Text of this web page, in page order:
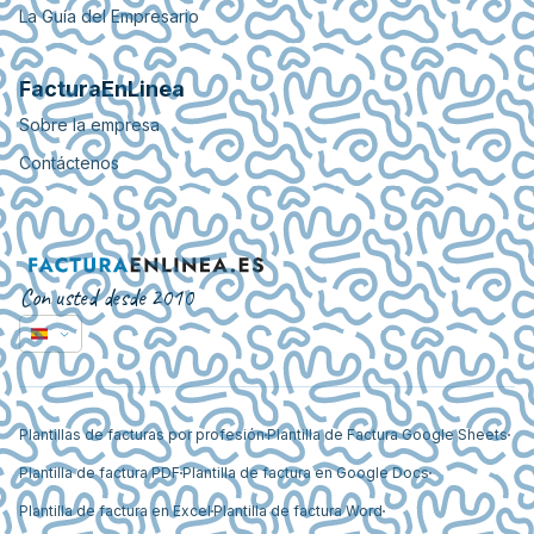
La Guía del Empresario
FacturaEnLinea
Sobre la empresa
Contáctenos
Con usted desde 2010
Plantillas de facturas por profesiónPlantilla de Factura Google Sheets
Plantilla de factura PDFPlantilla de factura en Google Docs
Plantilla de factura en ExcelPlantilla de factura Word